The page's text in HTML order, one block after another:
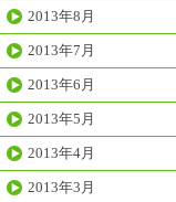
2013年8月
2013年7月
2013年6月
2013年5月
2013年4月
2013年3月